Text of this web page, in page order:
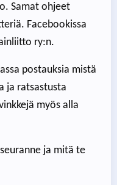
Samat ohjeet
Facebookissa
ry:n.
postauksia mistä
ja ratsastusta
myös alla
ja mitä te